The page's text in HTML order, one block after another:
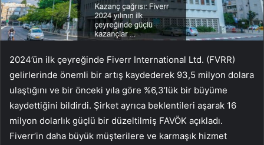
2024’ün ilk çeyreğinde Fiverr International Ltd. (FVRR)
gelirlerinde önemli bir artış kaydederek 93,5 milyon dolara
ulaştığını ve bir önceki yıla göre %6,3’lük bir büyüme
kaydettiğini bildirdi. Şirket ayrıca beklentileri aşarak 16
milyon dolarlık güçlü bir düzeltilmiş FAVÖK açıkladı.
Fiverr’in daha büyük müşterilere ve karmaşık hizmet